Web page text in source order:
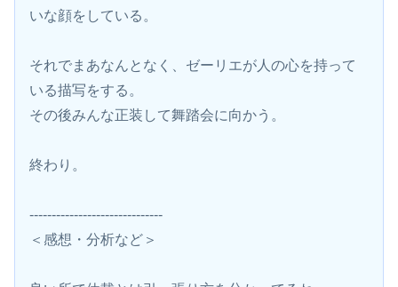
いな顔をしている。
それでまあなんとなく、ゼーリエが人の心を持って
いる描写をする。
その後みんな正装して舞踏会に向かう。
終わり。
------------------------------
＜感想・分析など＞